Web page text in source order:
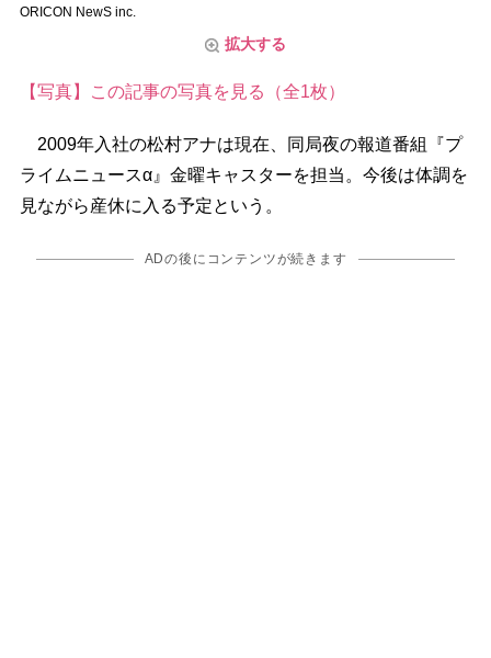
ORICON NewS inc.
拡大する
【写真】この記事の写真を見る（全1枚）
2009年入社の松村アナは現在、同局夜の報道番組『プ
ライムニュースα』金曜キャスターを担当。今後は体調を
見ながら産休に入る予定という。
ADの後にコンテンツが続きます